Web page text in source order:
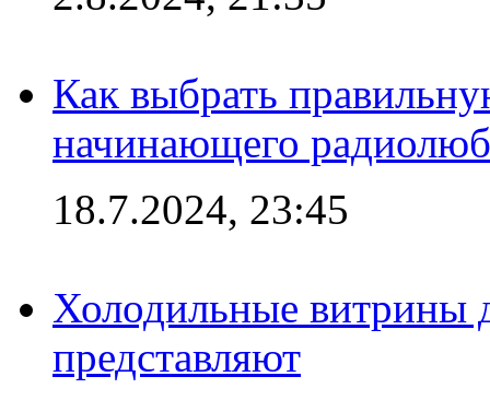
Как выбрать
начинающего
18.7.2024, 23:45
Холодильные витрины
представляют